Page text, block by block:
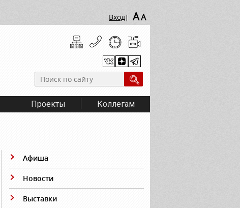
Вход| AA
Проекты Коллегам
Афиша
Новости
Выставки